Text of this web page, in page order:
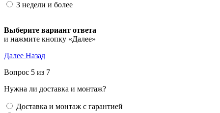
3 недели и более
Выберите вариант ответа
и нажмите кнопку «Далее»
Далее Назад
Вопрос 5 из 7
Нужна ли доставка и монтаж?
Доставка и монтаж с гарантией